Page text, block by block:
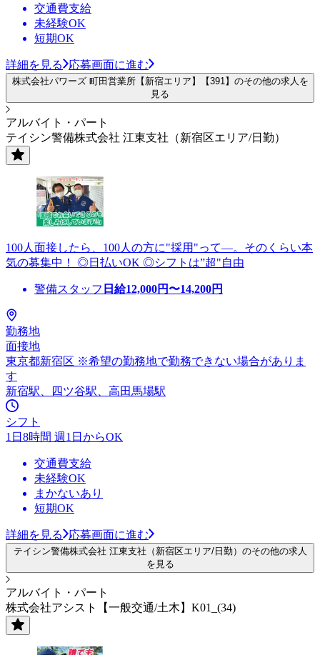
交通費支給
未経験OK
短期OK
詳細を見る 応募画面に進む
株式会社パワーズ 町田営業所【新宿エリア】【391】のその他の求人を
見る
アルバイト・パート
テイシン警備株式会社 江東支社（新宿区エリア/日勤）
100人面接したら、100人の方に"採用"って―。そのくらい本
気の募集中！ ◎日払いOK ◎シフトは”超"自由
警備スタッフ 日給12,000円〜14,200円
勤務地
面接地
東京都新宿区 ※希望の勤務地で勤務できない場合がありま
す
新宿駅、四ツ谷駅、高田馬場駅
シフト
1日8時間 週1日からOK
交通費支給
未経験OK
まかないあり
短期OK
詳細を見る 応募画面に進む
テイシン警備株式会社 江東支社（新宿区エリア/日勤）のその他の求人
を見る
アルバイト・パート
株式会社アシスト【一般交通/土木】K01_(34)